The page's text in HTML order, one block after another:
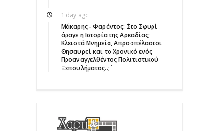
1 day ago
Μάκαρης - Φαράντος: ΄΄Στο Σφυρί
άραγε η Ιστορία της Αρκαδίας;
Κλειστά Μνημεία, Απροσπέλαστοι
Θησαυροί και το Χρονικό ενός
Προαναγγελθέντος Πολιτιστικού
Ξεπουλήματος..;΄΄